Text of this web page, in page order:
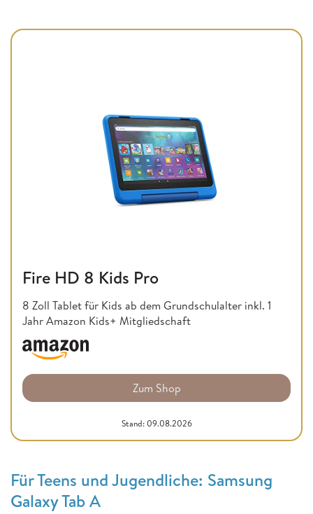
Fire HD 8 Kids Pro
8 Zoll Tablet für Kids ab dem Grundschulalter inkl. 1
Jahr Amazon Kids+ Mitgliedschaft
Zum Shop
Stand: 09.08.2026
Für Teens und Jugendliche: Samsung
Galaxy Tab A